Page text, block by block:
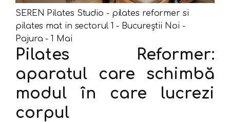
SEREN Pilates Studio - pilates reformer si
pilates mat in sectorul 1 - Bucureștii Noi -
Pajura - 1 Mai
Pilates Reformer:
aparatul care schimbă
modul în care lucrezi
corpul